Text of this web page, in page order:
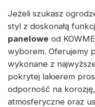
Jeżeli szukasz
styl z doskonałą
panelowe od
wyborem. Oferujemy
wykonane z
pokrytej lakierem
odporność na
atmosferyczne oraz